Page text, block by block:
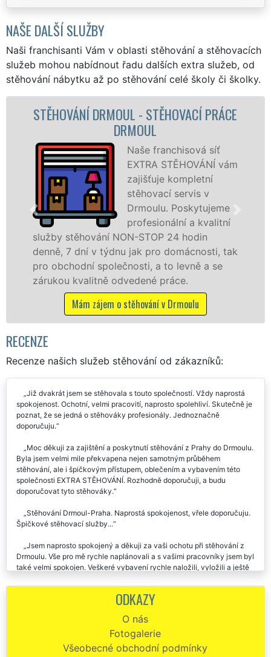
NAŠE DALŠÍ SLUŽBY
Naši franchisanti Vám v oblasti stěhování a stěhovacích
služeb mohou nabídnout řadu dalších extra služeb, od
stěhování nábytku až po stěhování celé školy či školky.
PRÁCE
vám
kvalitní
tak
a se
STĚHOVACÍ SLUŽBA
STĚHOVACÍ FIRMA
stěhovací
speciální
technikou.
služby zajišťujeme domácnostem i
celém okresu Cheb se zárukou
franchisové sítě EXTRA STĚHOVÁNÍ.
Nabízíme stěhovací služby NON-
včetně víkendů a svátků bez
Mám zájem o stěhovací služby v
RECENZE
Recenze našich služeb stěhování od zákazníků:
Již dvakrát jsem se stěhovala s touto společností. Vždy naprostá
spokojenost. Ochotní, velmi pracovití, naprosto spolehliví. Skutečně je
poznat, že se jedná o stěhováky profesionály. Jednoznačně
Moc děkuji za zajištění a poskytnutí stěhování z Prahy do Drmoulu.
Byla jsem velmi mile překvapena nejen samotným průběhem
stěhování, ale i špičkovým přístupem, oblečením a vybavením této
společnosti EXTRA STĚHOVÁNÍ. Rozhodně doporučuji, a budu
Stěhování Drmoul-Praha. Naprostá spokojenost, vřele doporučuju.
Jsem naprosto spokojený a děkuji za vaši ochotu při stěhování z
Drmoulu. Vše pro mě rychle naplánovali a s vašimi pracovníky jsem byl
mě dovezli zpět k mému autu. Moc děkuji.
Děkuji za profesionální přístup a velkou pomoc. Stěhování z
Drmoulu do Prahy proběhlo hladce a cena byla více než příznivá.
ODKAZY
O nás
Fotogalerie